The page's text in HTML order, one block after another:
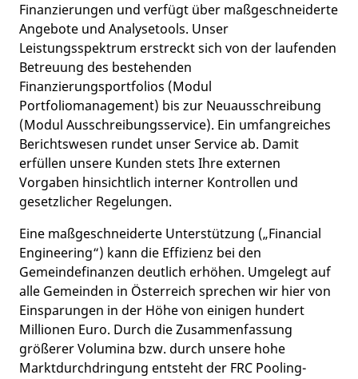
Finanzierungen und verfügt über maßgeschneiderte
Angebote und Analysetools. Unser
Leistungsspektrum erstreckt sich von der laufenden
Betreuung des bestehenden
Finanzierungsportfolios (Modul
Portfoliomanagement) bis zur Neuausschreibung
(Modul Ausschreibungsservice). Ein umfangreiches
Berichtswesen rundet unser Service ab. Damit
erfüllen unsere Kunden stets Ihre externen
Vorgaben hinsichtlich interner Kontrollen und
gesetzlicher Regelungen.
Eine maßgeschneiderte Unterstützung („Financial
Engineering“) kann die Effizienz bei den
Gemeindefinanzen deutlich erhöhen. Umgelegt auf
alle Gemeinden in Österreich sprechen wir hier von
Einsparungen in der Höhe von einigen hundert
Millionen Euro. Durch die Zusammenfassung
größerer Volumina bzw. durch unsere hohe
Marktdurchdringung entsteht der FRC Pooling-